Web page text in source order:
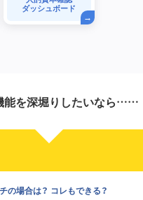
ダッシュボード
能を深堀りしたいなら……
の場合は？ コレもできる？